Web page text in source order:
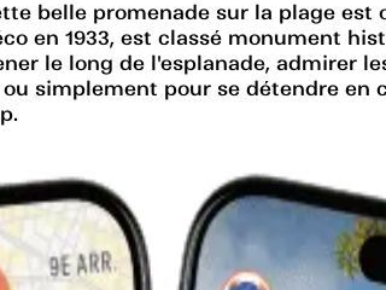
belle promenade sur la plage
en 1933, est classé monument
le long de l'esplanade, admirer
simplement pour se détendre